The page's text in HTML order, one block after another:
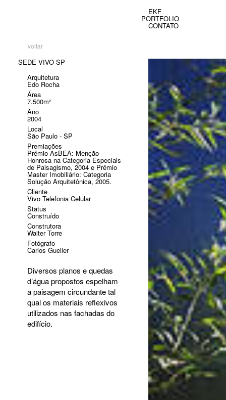
EKF
PORTFOLIO
CONTATO
voltar
SEDE VIVO SP
Arquitetura
Edo Rocha
Área
7.500m²
Ano
2004
Local
São Paulo - SP
Premiações
Prêmio AsBEA: Menção
Honrosa na Categoria Especiais
de Paisagismo, 2004 e Prêmio
Master Imobiliário: Categoria
Solução Arquitetônica, 2005.
Cliente
Vivo Telefonia Celular
Status
Construído
Construtora
Walter Torre
Fotógrafo
Carlos Gueller
Diversos planos e quedas
d’água propostos espelham
a paisagem circundante tal
qual os materiais reflexivos
utilizados nas fachadas do
edifício.